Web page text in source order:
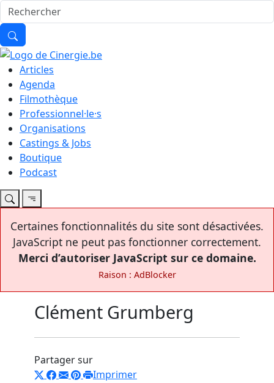
Articles
Agenda
Filmothèque
Professionnel·le·s
Organisations
Castings & Jobs
Boutique
Podcast
Certaines fonctionnalités du site sont désactivées.
JavaScript ne peut pas fonctionner correctement.
Merci d’autoriser JavaScript sur ce domaine.
Raison : AdBlocker
Clément Grumberg
Partager sur
Imprimer